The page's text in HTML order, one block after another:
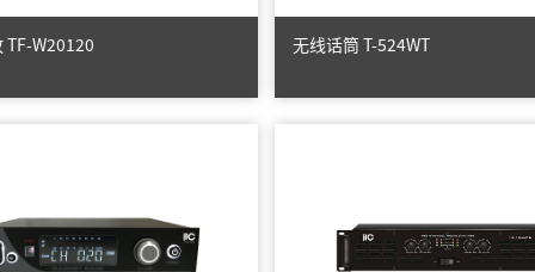
TF-W20120 无线话筒 T-524WT